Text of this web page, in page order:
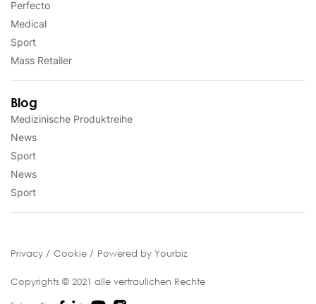
Perfecto
Medical
Sport
Mass Retailer
Blog
Medizinische Produktreihe
News
Sport
News
Sport
Privacy Cookie Powered by Yourbiz
Copyrights © 2021 alle vertraulichen Rechte